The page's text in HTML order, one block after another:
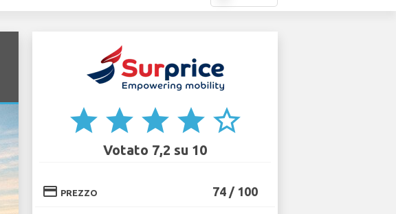
star star star star star_border
Votato 7,2 su 10
credit_card PREZZO 74 / 100